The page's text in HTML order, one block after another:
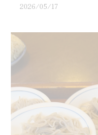
2026/05/17